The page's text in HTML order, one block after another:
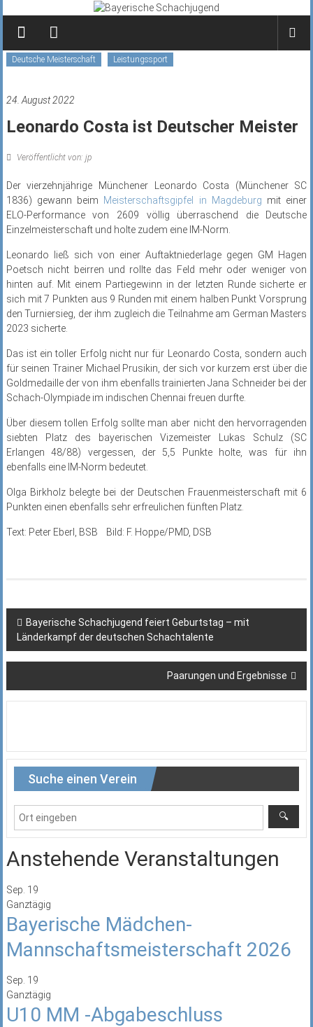
springen
Deutsche Meisterschaft Leistungssport
24. August 2022
Leonardo Costa ist Deutscher Meister
Veröffentlicht von: jp
Der vierzehnjährige Münchener Leonardo Costa (Münchener SC
1836) gewann beim Meisterschaftsgipfel in Magdeburg mit einer
ELO-Performance von 2609 völlig überraschend die Deutsche
Einzelmeisterschaft und holte zudem eine IM-Norm.
Leonardo ließ sich von einer Auftaktniederlage gegen GM Hagen
Poetsch nicht beirren und rollte das Feld mehr oder weniger von
hinten auf. Mit einem Partiegewinn in der letzten Runde sicherte er
sich mit 7 Punkten aus 9 Runden mit einem halben Punkt Vorsprung
den Turniersieg, der ihm zugleich die Teilnahme am German Masters
2023 sicherte.
Das ist ein toller Erfolg nicht nur für Leonardo Costa, sondern auch
für seinen Trainer Michael Prusikin, der sich vor kurzem erst über die
Goldmedaille der von ihm ebenfalls trainierten Jana Schneider bei der
Schach-Olympiade im indischen Chennai freuen durfte.
Über diesem tollen Erfolg sollte man aber nicht den hervorragenden
siebten Platz des bayerischen Vizemeister Lukas Schulz (SC
Erlangen 48/88) vergessen, der 5,5 Punkte holte, was für ihn
ebenfalls eine IM-Norm bedeutet.
Olga Birkholz belegte bei der Deutschen Frauenmeisterschaft mit 6
Punkten einen ebenfalls sehr erfreulichen fünften Platz.
Text: Peter Eberl, BSB Bild: F. Hoppe/PMD, DSB
Beitragsnavigation
Bayerische Schachjugend feiert Geburtstag – mit
Länderkampf der deutschen Schachtalente
Paarungen und Ergebnisse
Suche einen Verein
Anstehende Veranstaltungen
Sep. 19
Ganztägig
Bayerische Mädchen-
Mannschaftsmeisterschaft 2026
Sep. 19
Ganztägig
U10 MM -Abgabeschluss